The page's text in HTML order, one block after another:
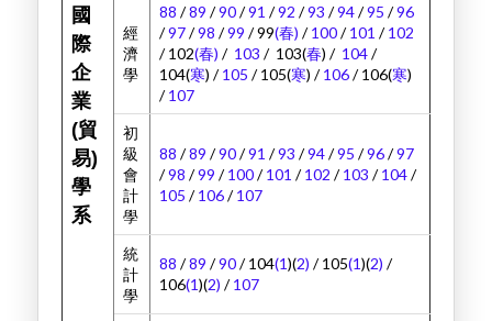
國
際
企
業
(貿
易)
學
系
經
濟
學
88 /89 /90/91 /92 /93 /94/95 /96
/97/98 /99 / 99(春) /100/101 /102
/ 102(春) / 103 / 103(春) / 104/
104(寒) /105 / 105(寒) /106/ 106(寒)
/107
初
級
會
計
學
88 /89 /90/91 /93 /94/95 /96/97
/98 /99 /100/101 /102 /103 /104/
105 /106/107
統
計
學
88 /89 /90/ 104(1)(2) / 105(1)(2) /
106(1)(2) /107